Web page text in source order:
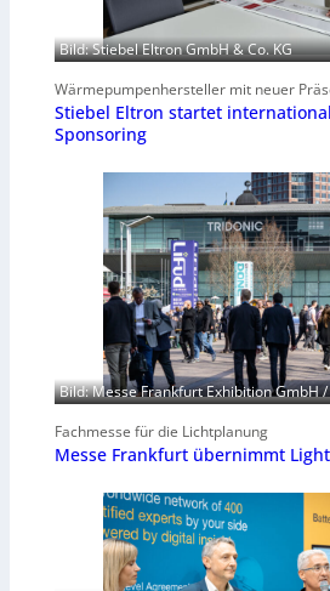
Bild: Stiebel Eltron GmbH & Co. KG
Wärmepumpenhersteller mit neuer
Stiebel Eltron startet
Sponsoring
Bild: Messe Frankfurt Exhibition GmbH
Fachmesse für die Lichtplanung
Messe Frankfurt übernimmt